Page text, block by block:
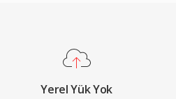
Yerel Yük Yok